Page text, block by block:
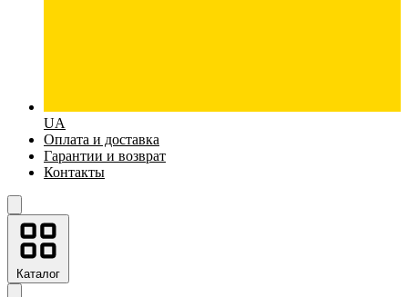
UA
Оплата и доставка
Гарантии и возврат
Контакты
Каталог